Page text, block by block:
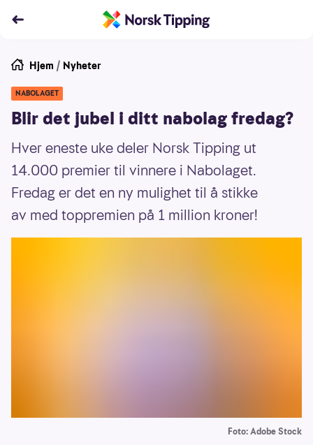
Hjem / Nyheter
NABOLAGET
Blir det jubel i ditt nabolag fredag?
Hver eneste uke deler Norsk Tipping ut
14.000 premier til vinnere i Nabolaget.
Fredag er det en ny mulighet til å stikke
av med toppremien på 1 million kroner!
Foto: Adobe Stock